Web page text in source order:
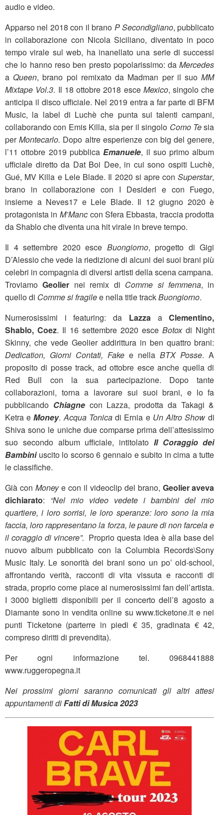
audio e video.
Apparso nel 2018 con il brano P Secondigliano, pubblicato
in collaborazione con Nicola Siciliano, diventato in poco
tempo virale sul web, ha inanellato una serie di successi
che lo hanno reso ben presto popolarissimo: daMercedes
a Queen, brano poi remixato da Madman per il suoMM
Mixtape Vol.3. Il 18 ottobre 2018 esce Mexico, singolo che
anticipa il disco ufficiale. Nel 2019 entra a far parte di BFM
Music, la label di Luchè che punta sui talenti campani,
collaborando con Emis Killa, sia per il singolo Como Tesia
perMontecarlo. Dopo altre esperienze con big del genere,
l’11 ottobre 2019 pubblicaEmanuele, il suo primo album
ufficiale diretto da Dat Boi Dee, in cui sono ospiti Luchè,
Gué, MV Killa e Lele Blade. Il 2020 si apre conSuperstar,
brano in collaborazione con I Desideri e con Fuego,
insieme a Neves17 e Lele Blade. Il 12 giugno 2020 è
protagonista in M’Manc con Sfera Ebbasta, traccia prodotta
da Shablo che diventa una hit virale in breve tempo.
Il 4 settembre 2020 esce Buongiorno, progetto di Gigi
D’Alessio che vede la riedizione di alcuni dei suoi brani più
celebri in compagnia di diversi artisti della scena campana.
TroviamoGeolier nei remix di Comme si femmena, in
quello di Comme si fragilee nella title trackBuongiorno.
Numerosissimi i featuring: da Lazza aClementino,
Shablo, Coez. Il 16 settembre 2020 esce Botox di Night
Skinny, che vede Geolier addirittura in ben quattro brani:
Dedication, Giorni Contati, Fake e nellaBTX Posse. A
proposito di posse track, ad ottobre esce anche quella di
Red Bull con la sua partecipazione. Dopo tante
collaborazioni, torna a lavorare sui suoi brani, e lo fa
pubblicando Chiagnecon Lazza, prodotta da Takagi &
Ketra eMoney.Acqua Tonicadi Ernia e Un Altro Show di
Shiva sono le uniche due comparse prima dell’attesissimo
suo secondo album ufficiale, intitolato Il Coraggio dei
Bambini uscito lo scorso 6 gennaio e subito in cima a tutte
le classifiche.
Già con Moneye con il videoclip del brano, Geolier aveva
dichiarato: “Nel mio video vedete i bambini del mio
quartiere, i loro sorrisi, le loro speranze: loro sono la mia
faccia, loro rappresentano la forza, le paure di non farcela e
il coraggio di vincere”. Proprio questa idea è alla base del
nuovo album pubblicato con la Columbia Records\Sony
Music Italy. Le sonorità dei brani sono un po’ old-school,
affrontando verità, racconti di vita vissuta e racconti di
strada, proprio come piace ai numerosissimi fan dell’artista.
I 3000 biglietti disponibili per il concerto dell’8 agosto a
Diamante sono in vendita online su www.ticketone.it e nei
punti Ticketone (parterre in piedi € 35, gradinata € 42,
compreso diritti di prevendita).
Per ogni informazione tel. 0968441888
www.ruggeropegna.it
Nei prossimi giorni saranno comunicati gli altri attesi
appuntamenti diFatti di Musica 2023